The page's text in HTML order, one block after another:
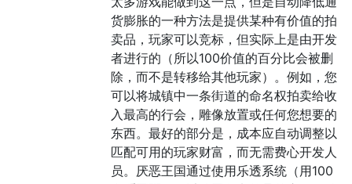
货膨胀的一种方法是提供某种有价值的拍
卖品，玩家可以竞标，但实际上是由开发
者进行的（所以100价值的百分比会被删
除，而不是转移给其他玩家）。例如，您
可以将城镇中一条街道的命名权拍卖给收
入最高的行会，雕像放置或任何您想要的
东西。最好的部分是，成本应自动调整以
匹配可用的玩家财富，而无需费心开发人
员。厌恶王国通过使用乐透系统（用100